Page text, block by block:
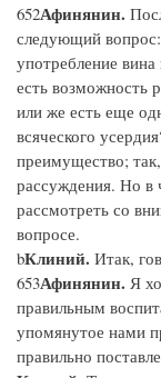
652Афинянин.
следующий вопрос:
употребление
есть возможность
или же есть еще
всяческого
преимущество;
рассуждения. Но в
рассмотреть со
вопросе.
bКлиний. Итак,
653Афинянин. Я
правильным
упомянутое нами
правильно